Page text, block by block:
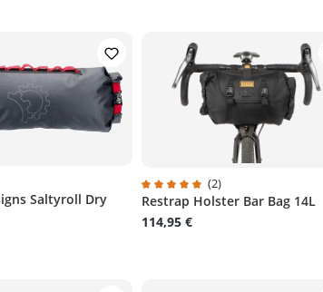
Bewertung von 4 von 5 Sternen
Saltyroll Dry
Durchschnittliche Bewertung
(2)
Restrap Holster Bar Bag 14L
114,95 €